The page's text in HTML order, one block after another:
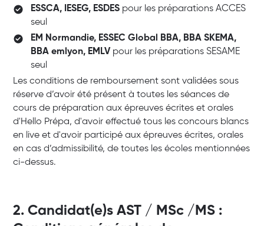
ESSCA, IESEG, ESDES pour les préparations ACCES
seul
EM Normandie, ESSEC Global BBA, BBA SKEMA,
BBA emlyon, EMLV pour les préparations SESAME
seul
Les conditions de remboursement sont validées sous
réserve d’avoir été présent à toutes les séances de
cours de préparation aux épreuves écrites et orales
d'Hello Prépa, d'avoir effectué tous les concours blancs
en live et d'avoir participé aux épreuves écrites, orales
en cas d’admissibilité, de toutes les écoles mentionnées
ci-dessus.
2. Candidat(e)s AST / MSc /MS :